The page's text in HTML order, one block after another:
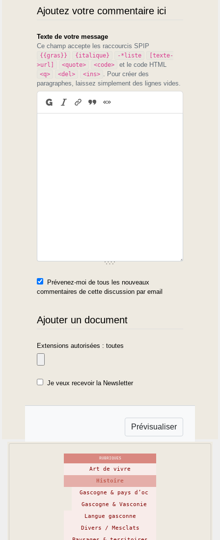
Ajoutez votre commentaire ici
Texte de votre message
Ce champ accepte les raccourcis SPIP
{{gras}} {italique} -*liste
[texte-
>url]
<quote> <code> et le code HTML
<q> <del> <ins>
. Pour créer des
paragraphes, laissez simplement des lignes vides.
Prévenez-moi de tous les nouveaux
commentaires de cette discussion par email
Ajouter un document
Extensions autorisées : toutes
Je veux recevoir la Newsletter
RUBRIQUES
Art de vivre
Histoire
Gascogne & pays d’oc
Gascogne & Vasconie
Langue gasconne
Divers / Mesclats